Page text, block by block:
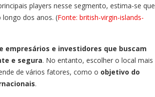
players nesse segmento, estima-se que
dos anos. (Fonte: british-virgin-islands-
empresários e investidores que buscam
e segura. No entanto, escolher o local mais
de vários fatores, como o objetivo do
.